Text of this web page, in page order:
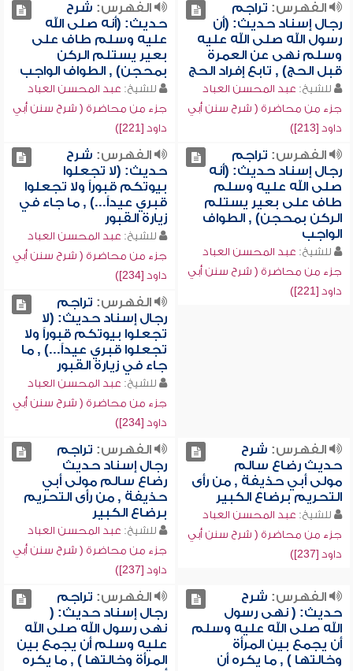
الفهرس: تراجم
رجال إسناد حديث: (أن
رسول الله صلى الله عليه
وسلم نهى عن العمرة
قبل الحج) , تابع إفراد الحج
للشيخ: عبد المحسن العباد
جزء من محاضرة ( شرح سنن أبي
داود [213])
الفهرس: شرح
حديث: (أنه صلى الله
عليه وسلم طاف على
بعير يستلم الركن
بمحجن) , الطواف الواجب
للشيخ: عبد المحسن العباد
جزء من محاضرة ( شرح سنن أبي
داود [221])
الفهرس: تراجم
رجال إسناد حديث: (أنه
صلى الله عليه وسلم
طاف على بعير يستلم
الركن بمحجن) , الطواف
الواجب
للشيخ: عبد المحسن العباد
جزء من محاضرة ( شرح سنن أبي
داود [221])
الفهرس: شرح
حديث: (لا تجعلوا
بيوتكم قبوراً ولا تجعلوا
قبري عيداً...) , ما جاء في
زيارة القبور
للشيخ: عبد المحسن العباد
جزء من محاضرة ( شرح سنن أبي
داود [234])
الفهرس: تراجم
رجال إسناد حديث: (لا
تجعلوا بيوتكم قبوراً ولا
تجعلوا قبري عيداً...) , ما
جاء في زيارة القبور
للشيخ: عبد المحسن العباد
جزء من محاضرة ( شرح سنن أبي
داود [234])
الفهرس: شرح
حديث رضاع سالم
مولى أبي حذيفة , من رأى
التحريم برضاع الكبير
للشيخ: عبد المحسن العباد
جزء من محاضرة ( شرح سنن أبي
داود [237])
الفهرس: تراجم
رجال إسناد حديث
رضاع سالم مولى أبي
حذيفة , من رأى التحريم
برضاع الكبير
للشيخ: عبد المحسن العباد
جزء من محاضرة ( شرح سنن أبي
داود [237])
الفهرس: شرح
حديث: ( نهى رسول
الله صلى الله عليه وسلم
أن يجمع بين المرأة
وخالتها ) , ما يكره أن
الفهرس: تراجم
رجال إسناد حديث: (
نهى رسول الله صلى الله
عليه وسلم أن يجمع بين
المرأة وخالتها ) , ما يكره